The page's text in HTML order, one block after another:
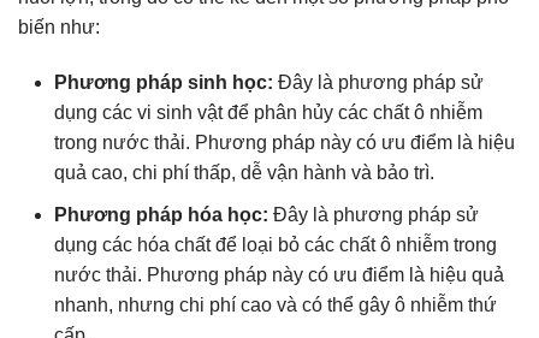
biến như:
Phương pháp sinh học: Đây là phương pháp sử
dụng các vi sinh vật để phân hủy các chất ô nhiễm
trong nước thải. Phương pháp này có ưu điểm là hiệu
quả cao, chi phí thấp, dễ vận hành và bảo trì.
Phương pháp hóa học: Đây là phương pháp sử
dụng các hóa chất để loại bỏ các chất ô nhiễm trong
nước thải. Phương pháp này có ưu điểm là hiệu quả
nhanh, nhưng chi phí cao và có thể gây ô nhiễm thứ